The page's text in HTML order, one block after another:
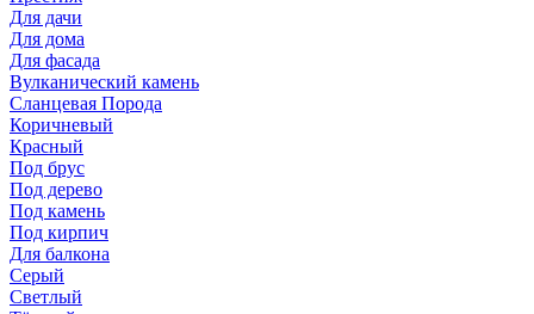
Для дачи
Для дома
Для фасада
Вулканический камень
Сланцевая Порода
Коричневый
Красный
Под брус
Под дерево
Под камень
Под кирпич
Для балкона
Серый
Светлый